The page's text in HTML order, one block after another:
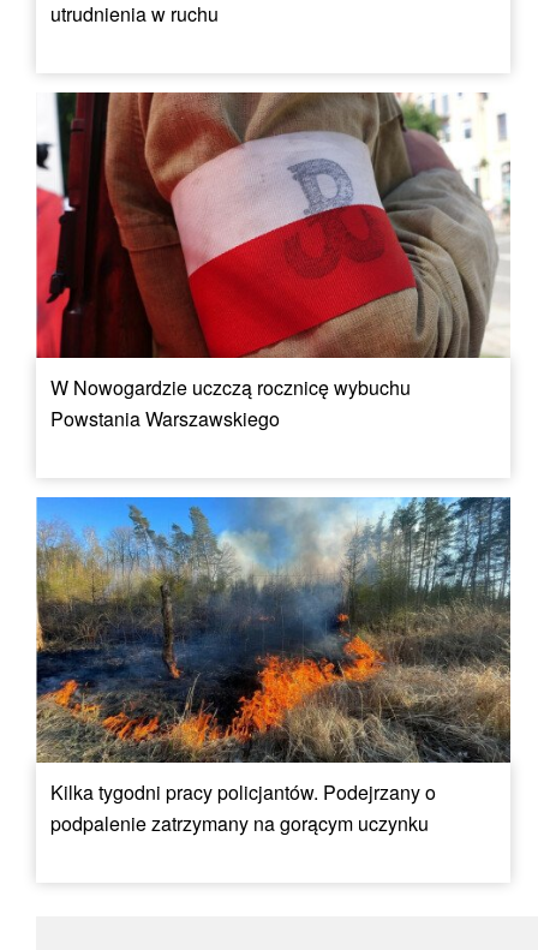
utrudnienia w ruchu
W Nowogardzie uczczą rocznicę wybuchu
Powstania Warszawskiego
Kilka tygodni pracy policjantów. Podejrzany o
podpalenie zatrzymany na gorącym uczynku